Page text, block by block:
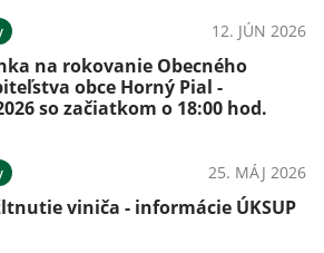
12. JÚN 2026
na rokovanie Obecného
obce Horný Pial -
so začiatkom o 18:00 hod.
25. MÁJ 2026
viniča - informácie ÚKSUP